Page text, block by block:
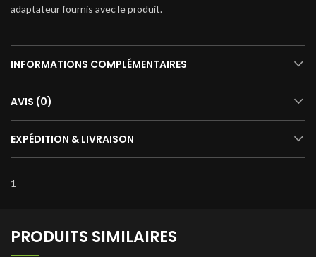
adaptateur fournis avec le produit.
INFORMATIONS COMPLÉMENTAIRES
AVIS (0)
EXPÉDITION & LIVRAISON
1
PRODUITS SIMILAIRES